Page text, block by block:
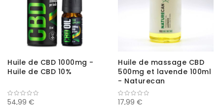
Huile de CBD 1000mg -
Huile de CBD 10%
54,99 €
Huile de massage CBD
500mg et lavende 100ml
- Naturecan
17,99 €